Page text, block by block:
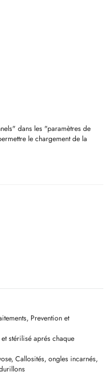
dans les "paramètres de
le chargement de la
Prevention et
stérilisé aprés chaque
Callosités, ongles incarnés,